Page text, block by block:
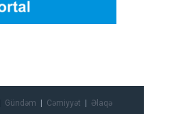
Gündəm Cəmiyyət Əlaqə